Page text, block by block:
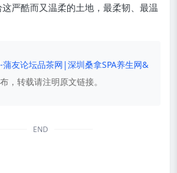
严酷而又温柔的土地，最柔韧、最温
蒲友论坛品茶网|深圳桑拿SPA养生网&
，转载请注明原文链接。
END